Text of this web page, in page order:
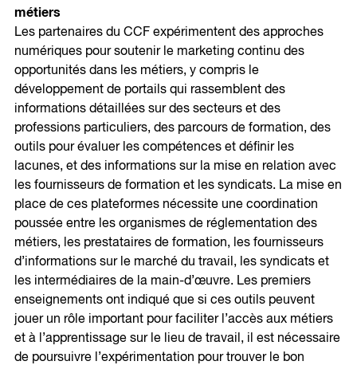
métiers
Les partenaires du CCF expérimentent des approches
numériques pour soutenir le marketing continu des
opportunités dans les métiers, y compris le
développement de portails qui rassemblent des
informations détaillées sur des secteurs et des
professions particuliers, des parcours de formation, des
outils pour évaluer les compétences et définir les
lacunes, et des informations sur la mise en relation avec
les fournisseurs de formation et les syndicats. La mise en
place de ces plateformes nécessite une coordination
poussée entre les organismes de réglementation des
métiers, les prestataires de formation, les fournisseurs
d’informations sur le marché du travail, les syndicats et
les intermédiaires de la main-d’œuvre. Les premiers
enseignements ont indiqué que si ces outils peuvent
jouer un rôle important pour faciliter l’accès aux métiers
et à l’apprentissage sur le lieu de travail, il est nécessaire
de poursuivre l’expérimentation pour trouver le bon